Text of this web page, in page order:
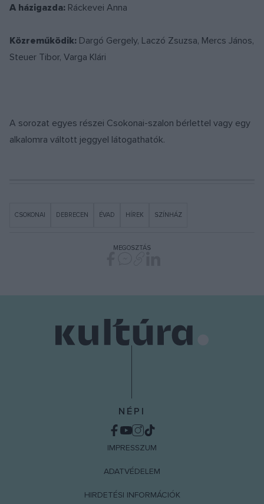
A házigazda: Ráckevei Anna
Közreműködik: Dargó Gergely, Laczó Zsuzsa, Mercs János,
Steuer Tibor, Varga Klári
A sorozat egyes részei Csokonai-szalon bérlettel vagy egy
alkalomra váltott jeggyel látogathatók.
CSOKONAI DEBRECEN ÉVAD HÍREK SZÍNHÁZ
MEGOSZTÁS
NÉPI
IMPRESSZUM
ADATVÉDELEM
HIRDETÉSI INFORMÁCIÓK